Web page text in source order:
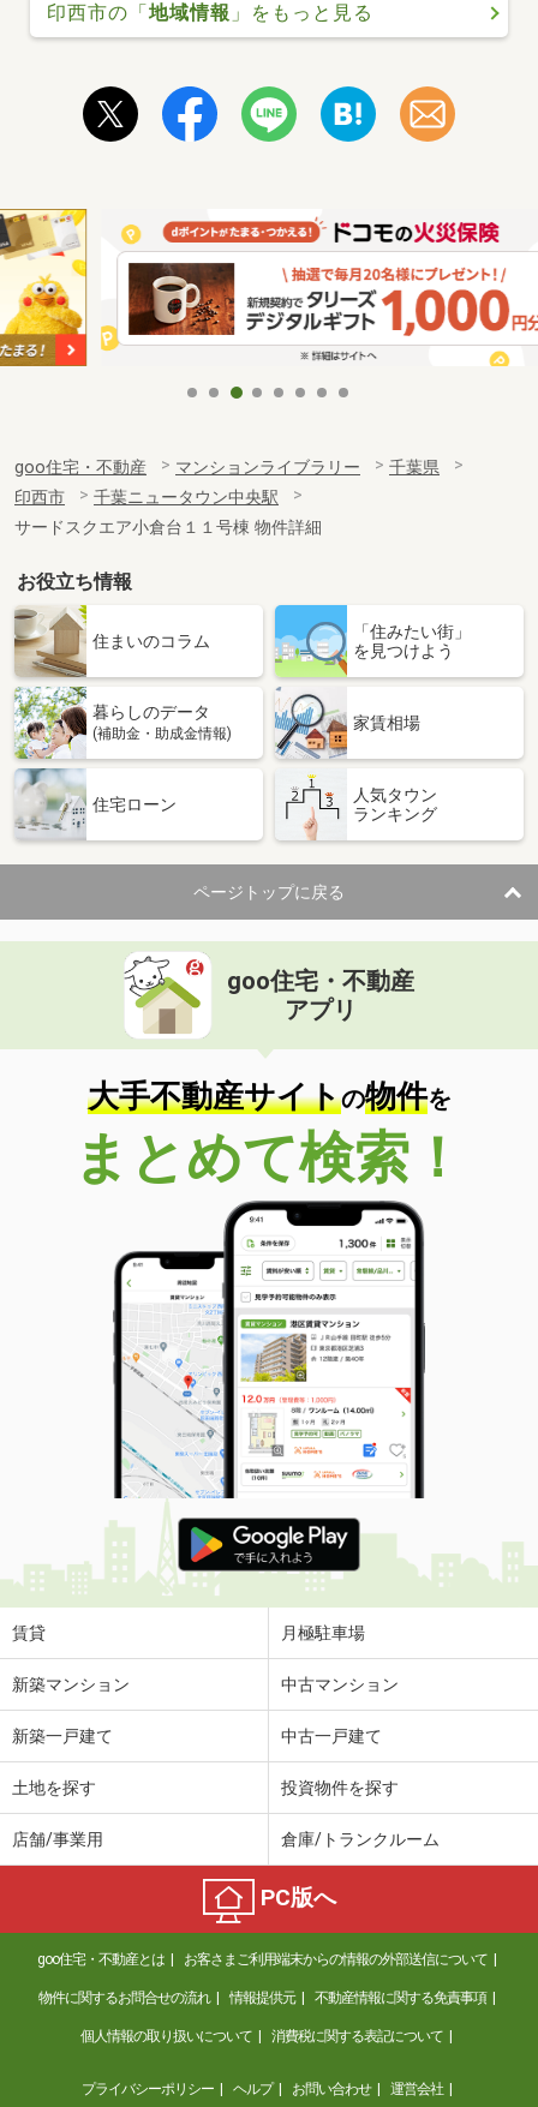
印西市の「 地域情報 」をもっと見る
goo住宅・不動産 マンションライブラリー
千葉県
印西市
千葉ニュータウン中央駅
サードスクエア小倉台１１号棟 物件詳細
お役立ち情報
住まいのコラム
「住みたい街」
を見つけよう
暮らしのデータ
(補助金・助成金情報)
家賃相場
住宅ローン
人気タウン
ランキング
ページトップに戻る
goo住宅・不動産
アプリ
大手不動産サイトの物件を
まとめて検索！
賃貸 月極駐車場
新築マンション 中古マンション
新築一戸建て 中古一戸建て
土地を探す 投資物件を探す
店舗/事業用 倉庫/トランクルーム
PC版へ
goo住宅・不動産とは お客さまご利用端末からの情報の外部送信について
物件に関するお問合せの流れ 情報提供元 不動産情報に関する免責事項
個人情報の取り扱いについて 消費税に関する表記について
プライバシーポリシー ヘルプ お問い合わせ 運営会社